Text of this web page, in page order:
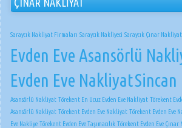
Saraycık Nakliyat Firmaları Saraycık Nakliyeci Saraycık Çınar Nakliyat
Evden Eve Asansörlü
Evden Eve Nakliyat
Asansörlü Nakliyat Törekent En Ucuz Evden Eve Nakliyat Törekent
Asansörlü Nakliyat Törekent Evden Eve Nakliyat Törekent Evden Eve
Eve Nakliye Törekent Evden Eve Taşımacılık Törekent Evden Eve